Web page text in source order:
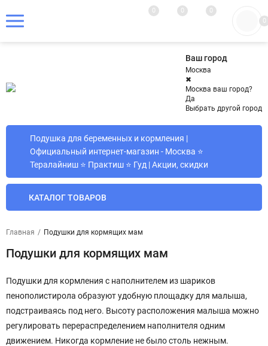
0 0
0
0
Ваш город
Москва
✖
Москва ваш город?
Да
Выбрать другой город
Подушка для беременных и кормления |
Официальный интернет-магазин - Москва ⭐
Тералайниш ⭐ Практиш ⭐ Гуд | Акции, скидки
КАТАЛОГ ТОВАРОВ
Главная / Подушки для кормящих мам
Подушки для кормящих мам
Подушки для кормления с наполнителем из шариков
пенополистирола образуют удобную площадку для малыша,
подстраиваясь под него. Высоту расположения малыша можно
регулировать перераспределением наполнителя одним
движением. Никогда кормление не было столь нежным.